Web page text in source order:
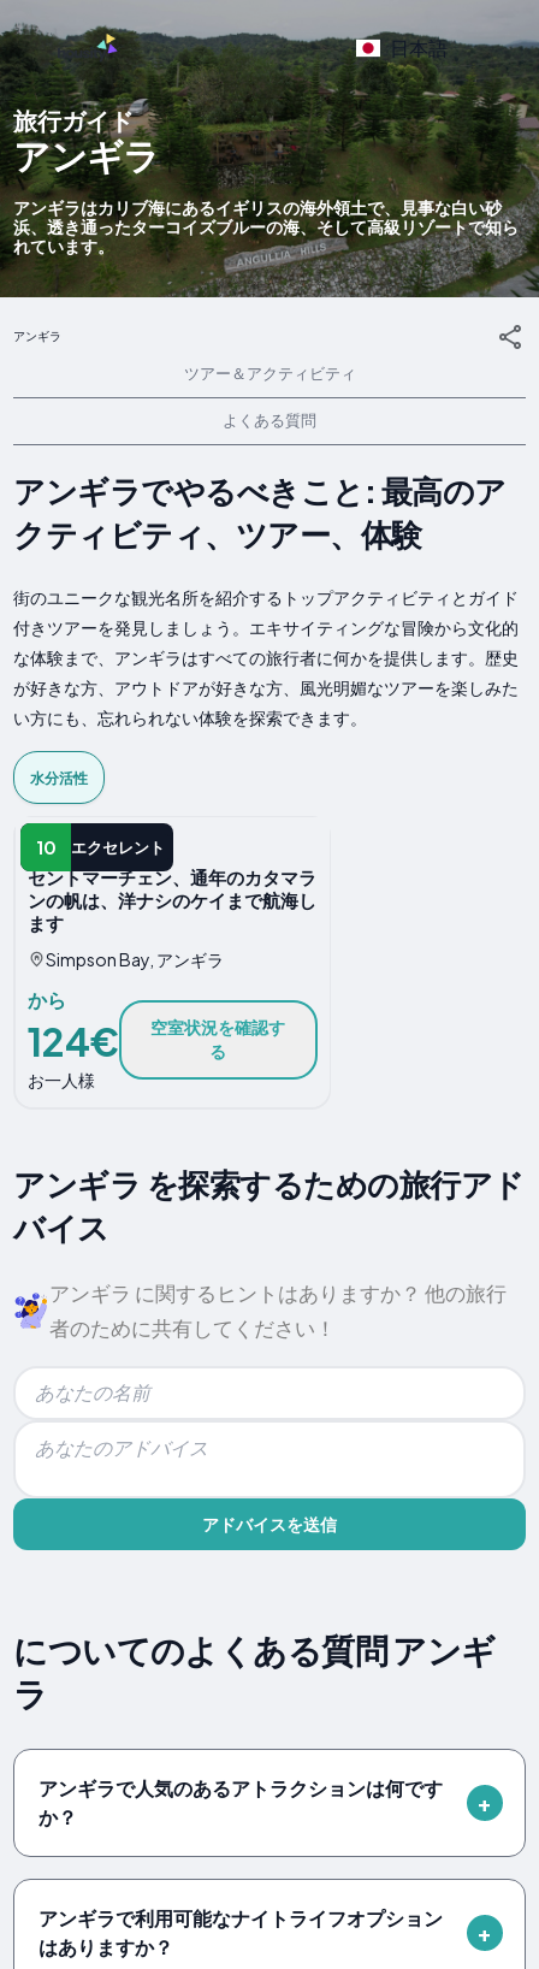
日本語
旅行ガイド
アンギラ
アンギラはカリブ海にあるイギリスの海外領土で、見事な白い砂
浜、透き通ったターコイズブルーの海、そして高級リゾートで知ら
れています。
アンギラ
ツアー＆アクティビティ
よくある質問
アンギラでやるべきこと: 最高のア
クティビティ、ツアー、体験
街のユニークな観光名所を紹介するトップアクティビティとガイド
付きツアーを発見しましょう。エキサイティングな冒険から文化的
な体験まで、アンギラはすべての旅行者に何かを提供します。歴史
が好きな方、アウトドアが好きな方、風光明媚なツアーを楽しみた
い方にも、忘れられない体験を探索できます。
水分活性
10 エクセレント
水分活性
セントマーチェン、通年のカタマラ
ンの帆は、洋ナシのケイまで航海し
ます
Simpson Bay, アンギラ
から
124€
お一人様
空室状況を確認す
る
アンギラ を探索するための旅行アド
バイス
アンギラ に関するヒントはありますか？ 他の旅行
者のために共有してください！
アドバイスを送信
についてのよくある質問 アンギ
ラ
アンギラで人気のあるアトラクションは何です
か？
アンギラで利用可能なナイトライフオプション
はありますか？